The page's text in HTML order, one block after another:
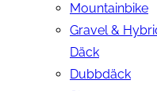
Mountainbike
Gravel &
Däck
Dubbdäck